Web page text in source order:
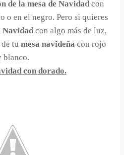
de la mesa de Navidadcon
o en el negro. Pero si quieres
Navidadcon algo más de luz,
de tu mesa navideña con rojo
blanco.
con dorado.